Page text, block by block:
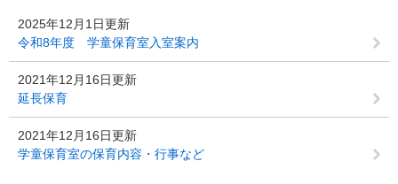
2025年12月1日更新
令和8年度 学童保育室入室案内
2021年12月16日更新
延長保育
2021年12月16日更新
学童保育室の保育内容・行事など